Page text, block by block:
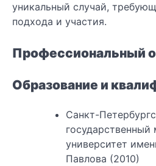
уникальный случай,
подхода и участия.
Профессиональный
Образование и
Санкт-
университет
Павлова (2010)